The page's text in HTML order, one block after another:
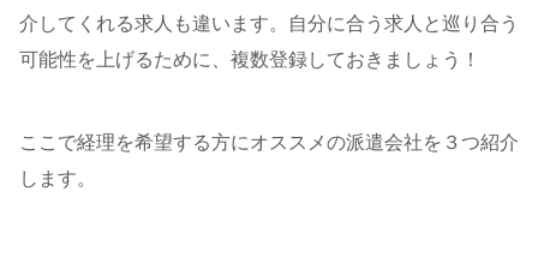
介してくれる求人も違います。自分に合う求人と巡り合う
可能性を上げるために、複数登録しておきましょう！
ここで経理を希望する方にオススメの派遣会社を３つ紹介
します。